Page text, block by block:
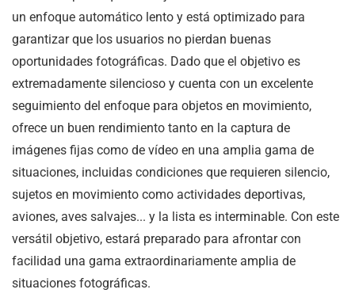
un enfoque automático lento y está optimizado para
garantizar que los usuarios no pierdan buenas
oportunidades fotográficas. Dado que el objetivo es
extremadamente silencioso y cuenta con un excelente
seguimiento del enfoque para objetos en movimiento,
ofrece un buen rendimiento tanto en la captura de
imágenes fijas como de vídeo en una amplia gama de
situaciones, incluidas condiciones que requieren silencio,
sujetos en movimiento como actividades deportivas,
aviones, aves salvajes... y la lista es interminable. Con este
versátil objetivo, estará preparado para afrontar con
facilidad una gama extraordinariamente amplia de
situaciones fotográficas.